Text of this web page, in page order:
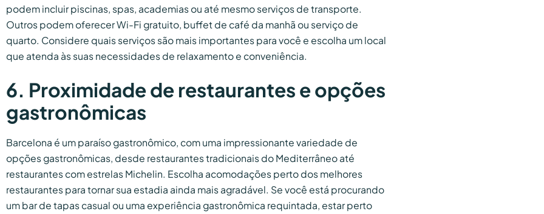
podem incluir piscinas, spas, academias ou até mesmo serviços de transporte.
Outros podem oferecer Wi-Fi gratuito, buffet de café da manhã ou serviço de
quarto. Considere quais serviços são mais importantes para você e escolha um local
que atenda às suas necessidades de relaxamento e conveniência.
6. Proximidade de restaurantes e opções
gastronômicas
Barcelona é um paraíso gastronômico, com uma impressionante variedade de
opções gastronômicas, desde restaurantes tradicionais do Mediterrâneo até
restaurantes com estrelas Michelin. Escolha acomodações perto dos melhores
restaurantes para tornar sua estadia ainda mais agradável. Se você está procurando
um bar de tapas casual ou uma experiência gastronômica requintada, estar perto